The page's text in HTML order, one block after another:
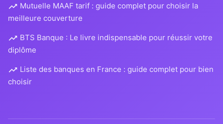
Mutuelle MAAF tarif : guide complet pour choisir la
meilleure couverture
BTS Banque : Le livre indispensable pour réussir votre
diplôme
Liste des banques en France : guide complet pour bien
choisir